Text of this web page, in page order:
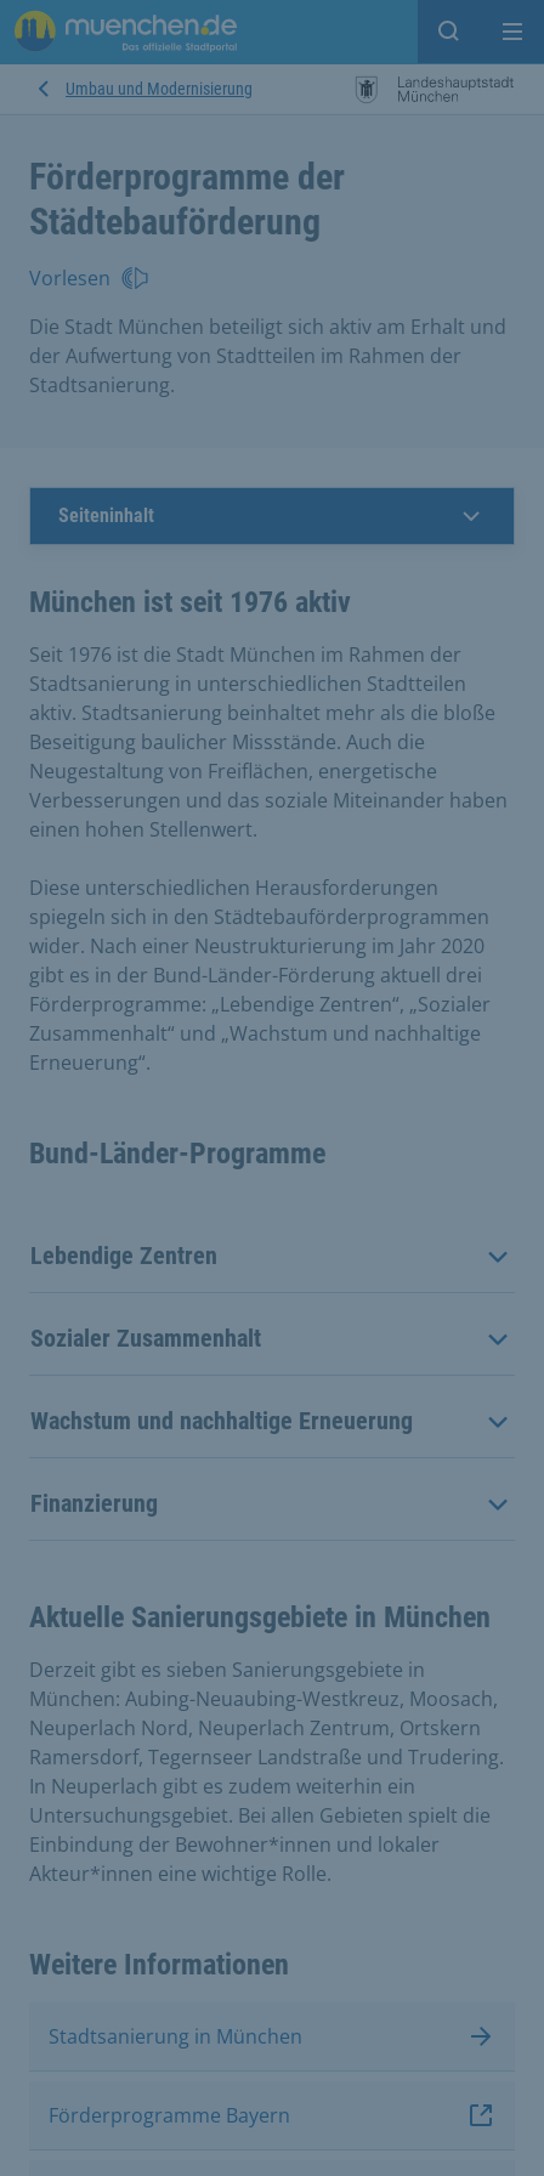
Open
Umbau und Modernisierung
Förderprogramme der
Städtebauförderung
Vorlesen
Die Stadt München beteiligt sich aktiv am Erhalt und
der Aufwertung von Stadtteilen im Rahmen der
Stadtsanierung.
Seiteninhalt
München ist seit 1976 aktiv
Seit 1976 ist die Stadt München im Rahmen der
Stadtsanierung in unterschiedlichen Stadtteilen
aktiv. Stadtsanierung beinhaltet mehr als die bloße
Beseitigung baulicher Missstände. Auch die
Neugestaltung von Freiflächen, energetische
Verbesserungen und das soziale Miteinander haben
einen hohen Stellenwert.
Diese unterschiedlichen Herausforderungen
spiegeln sich in den Städtebauförderprogrammen
wider. Nach einer Neustrukturierung im Jahr 2020
gibt es in der Bund-Länder-Förderung aktuell drei
Förderprogramme: „Lebendige Zentren“, „Sozialer
Zusammenhalt“ und „Wachstum und nachhaltige
Erneuerung“.
Bund-Länder-Programme
Lebendige Zentren
Sozialer Zusammenhalt
Wachstum und nachhaltige Erneuerung
Finanzierung
Aktuelle Sanierungsgebiete in München
Derzeit gibt es sieben Sanierungsgebiete in
München: Aubing-Neuaubing-Westkreuz, Moosach,
Neuperlach Nord, Neuperlach Zentrum, Ortskern
Ramersdorf, Tegernseer Landstraße und Trudering.
In Neuperlach gibt es zudem weiterhin ein
Untersuchungsgebiet. Bei allen Gebieten spielt die
Einbindung der Bewohner*innen und lokaler
Akteur*innen eine wichtige Rolle.
Weitere Informationen
Stadtsanierung in München
Förderprogramme Bayern